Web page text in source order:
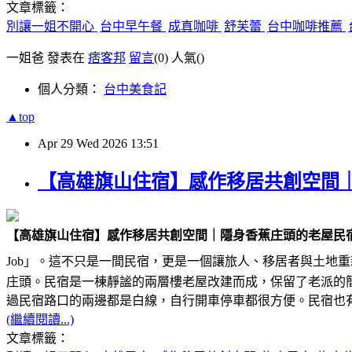
文章標籤：
別讓一姐不開心 台中早午餐 成真咖啡 舒芙蕾 台中咖啡推薦
一姐爸 發表在 痞客邦 留言(0) 人氣()
個人分類： 台中美食記
▲top
Apr 29 Wed 2026 13:51
【高雄旗山住宿】感作移居共創空
【高雄旗山住宿】感作移居共創空間｜隱身香蕉庄頭的老屋
Job」。這不只是一間民宿，更是一個讓旅人、移居者與土地
庄頭。民宿是一棟靜謐的兩層樓老屋改建而成，保留了老派
過民宿路口的兩邊都是白線，自行開車停車都很方便。民宿
(繼續閱讀...)
文章標籤：